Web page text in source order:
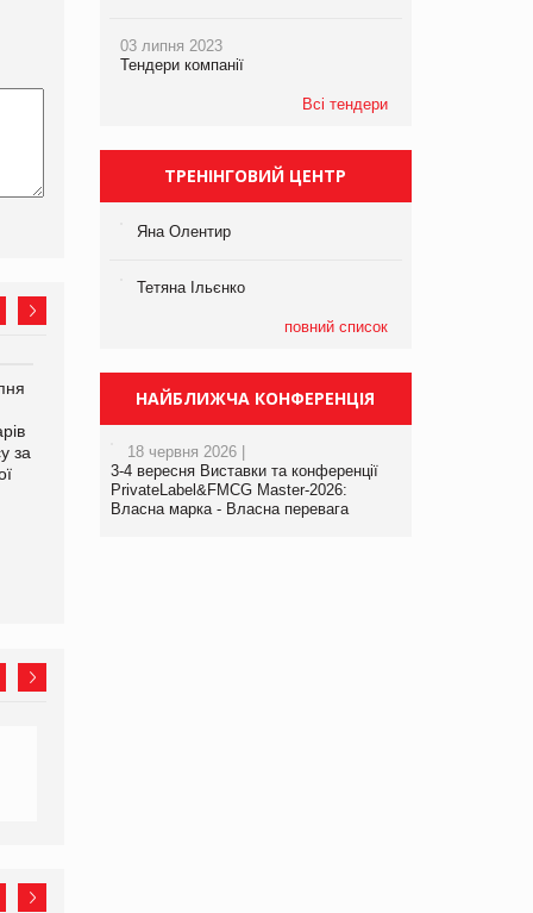
за
Смачне поповнення
дитячого меню: у VARUS
з’явилися новинки від ТМ
ТОКЕРИ
заморожені хлібобулочні
вироби на
03 липня 2023
Тендери компанії
Всі тендери
ТРЕНІНГОВИЙ ЦЕНТР
Яна Олентир
Тетяна Ільєнко
повний список
НАЙБЛИЖЧА КОНФЕРЕНЦІЯ
18 червня 2026 |
3-4 вересня Виставки та конференції
PrivateLabel&FMCG Master-2026:
Власна марка - Власна перевага